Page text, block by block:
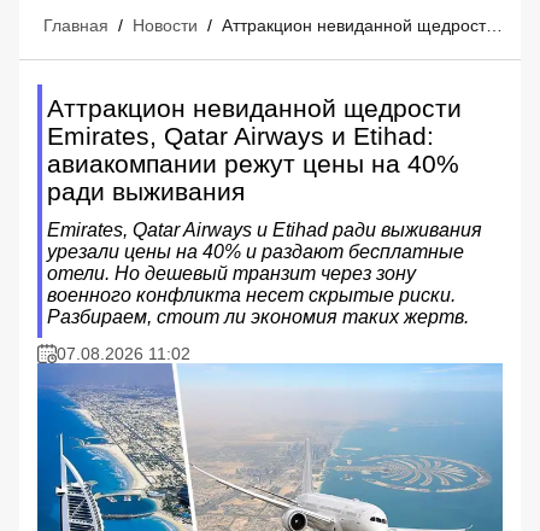
Главная / Новости / Аттракцион невиданной щедрости Emirates, Qatar Airways и Etihad: авиакомпании режут цены на 40% ради выживания
Аттракцион невиданной щедрости
Emirates, Qatar Airways и Etihad:
авиакомпании режут цены на 40%
ради выживания
Emirates, Qatar Airways и Etihad ради выживания
урезали цены на 40% и раздают бесплатные
отели. Но дешевый транзит через зону
военного конфликта несет скрытые риски.
Разбираем, стоит ли экономия таких жертв.
07.08.2026 11:02